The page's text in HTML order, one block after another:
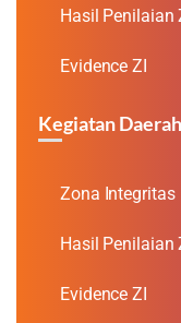
Hasil Penilaian
Evidence ZI
Kegiatan Daerah
Zona Integritas
Hasil Penilaian
Evidence ZI